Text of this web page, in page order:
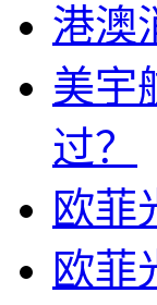
港澳
美宇
过？
欧菲
欧菲